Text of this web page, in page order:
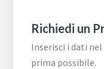
Richiedi un
Inserisci i dati
prima possibile.